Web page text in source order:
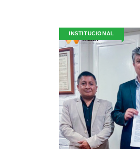
INSTITUCIONAL